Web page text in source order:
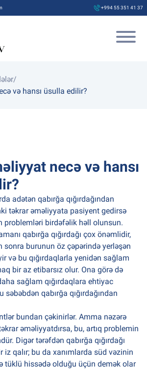
+994 55 351 41 37
/
və hansı üsulla edilir?
necə və hansı
adətən qabırğa qığırdağından
təkrar əməliyyata pasiyent gedirsə
problemləri birdəfəlik həll olunsun.
qabırğa qığırdağı çox önəmlidir,
burunun öz çəpərində yerləşən
və bu qığırdaqlarla yenidən sağlam
bir az etibarsız olur. Ona görə də
sağlam qığırdaqlara ehtiyac
qabırğa qığırdağından
bundan çəkinirlər. Amma nəzərə
əməliyyatdırsa, bu, artıq problemin
Digər tərəfdən qabırğa qığırdağı
qalır; bu da xanımlarda süd vəzinin
tüklü hissədə olduğu üçün demək olar